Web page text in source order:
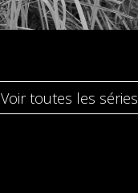
Voir toutes les séries